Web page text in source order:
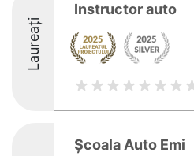
Laureați
Instructor auto
Școala Auto Emi